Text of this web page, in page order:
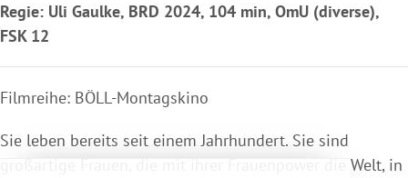
Regie: Uli Gaulke, BRD 2024, 104 min, OmU (diverse),
FSK 12
Filmreihe: BÖLL-Montagskino
Sie leben bereits seit einem Jahrhundert. Sie sind
großartige Frauen, die mit ihrer Frauenpower die Welt, in